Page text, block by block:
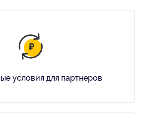
условия для партнеров